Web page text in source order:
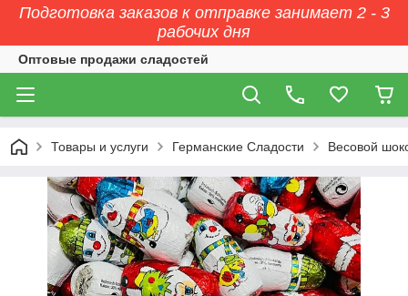
Подготовка заказов к отправке занимает 2 - 3
рабочих дня
Оптовые продажи сладостей
Товары и услуги Германские Сладости Весовой